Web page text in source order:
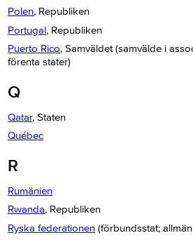
Polen, Republiken
Portugal, Republiken
Puerto Rico, Samväldet (samvälde i
förenta stater)
Q
Qatar, Staten
Québec
R
Rumänien
Rwanda, Republiken
Ryska federationen (förbundsstat;